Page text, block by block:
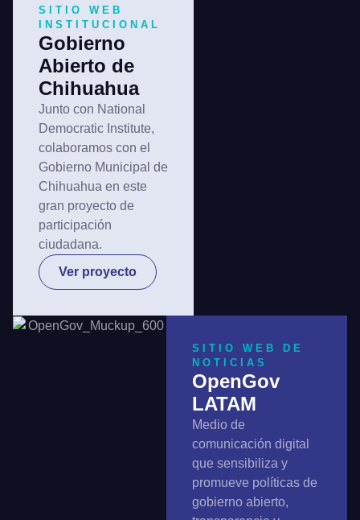
SITIO WEB
INSTITUCIONAL
Gobierno
Abierto de
Chihuahua
Junto con National
Democratic Institute,
colaboramos con el
Gobierno Municipal de
Chihuahua en este
gran proyecto de
participación
ciudadana.
Ver proyecto
SITIO WEB DE
NOTICIAS
OpenGov
LATAM
Medio de
comunicación digital
que sensibiliza y
promueve políticas de
gobierno abierto,